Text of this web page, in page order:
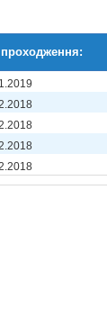
проходження: